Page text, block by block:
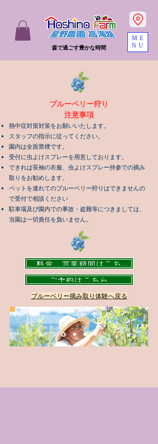
森で過ごす豊かな時間
ME
NU
ブルーベリー狩り
注意事項
熱中症対策対策をお願いいたします。
スタッフの指示に従ってください。
園内は全面禁煙です。
受付に虫よけスプレーを用意しております。
できれば長袖の衣服、虫よけスプレー持参での摘み
取りをお勧めします。
ペットを連れてのブルーベリー狩りはできませんの
で受付で相談ください
駐車場及び園内での事故・盗難等につきましては、
当園は一切責任を負いません。
料金、営業時間はこちら
ご予約はこちら
​ブルーベリー摘み取り体験へ戻る